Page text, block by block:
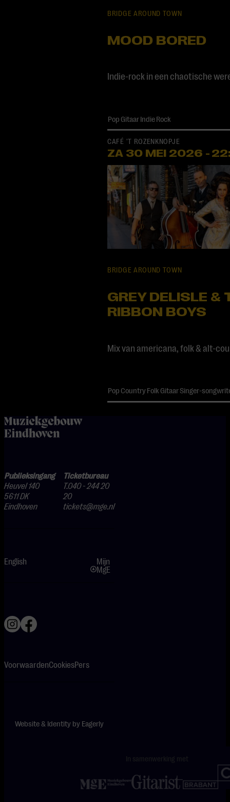
MOOD BORED
BRIDGE AROUND TOWN
Indie-rock in een chaotische
PopGitaarIndieRock
CAFÉ 'T ROZENKNOPJE
ZA 30 MEI 2026 -
GREY DELISLE &
RIBBON BOYS
BRIDGE AROUND TOWN
Mix van americana, folk & alt-
Pop CountryFolkGitaarSinger-
home
Publieksingang
Heuvel 140
5611 DK
Eindhoven
Ticketbureau
T.040 - 244 20
20
tickets@mge.nl
English
Mijn
MgE
VoorwaardenCookiesPers
Website & Identity by Eagerly
In samenwerking met